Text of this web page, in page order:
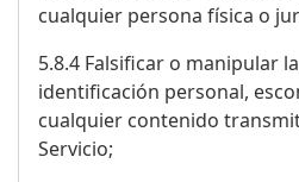
cualquier persona física o
5.8.4 Falsificar o manipular
identificación personal,
cualquier contenido
Servicio;